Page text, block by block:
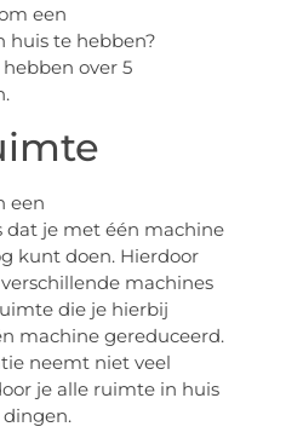
een
huis te hebben?
over 5
een
dat je met één machine
kunt doen. Hierdoor
machines
die je hierbij
machine gereduceerd.
neemt niet veel
je alle ruimte in huis